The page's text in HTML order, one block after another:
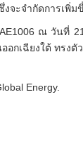
จะจำกัดการเพิ่
ณ วันที่
อกเฉียงใต้ ทรง
Energy.